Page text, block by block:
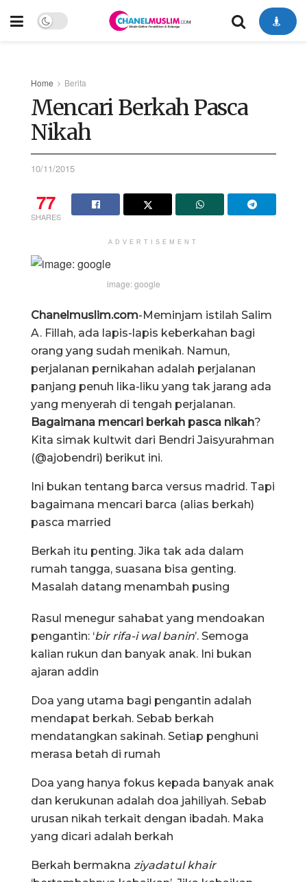
Home Berita
Mencari Berkah Pasca
Nikah
10/11/2015
77
SHARES
ADVERTISEMENT
image: google
Chanelmuslim.com-Meminjam istilah Salim
A. Fillah, ada lapis-lapis keberkahan bagi
orang yang sudah menikah. Namun,
perjalanan pernikahan adalah perjalanan
panjang penuh lika-liku yang tak jarang ada
yang menyerah di tengah perjalanan.
Bagaimana mencari berkah pasca nikah?
Kita simak kultwit dari Bendri Jaisyurahman
(@ajobendri) berikut ini.
Ini bukan tentang barca versus madrid. Tapi
bagaimana mencari barca (alias berkah)
pasca married
Berkah itu penting. Jika tak ada dalam
rumah tangga, suasana bisa genting.
Masalah datang menambah pusing
Rasul menegur sahabat yang mendoakan
pengantin: ‘bir rifa-i wal banin’. Semoga
kalian rukun dan banyak anak. Ini bukan
ajaran addin
Doa yang utama bagi pengantin adalah
mendapat berkah. Sebab berkah
mendatangkan sakinah. Setiap penghuni
merasa betah di rumah
Doa yang hanya fokus kepada banyak anak
dan kerukunan adalah doa jahiliyah. Sebab
urusan nikah terkait dengan ibadah. Maka
yang dicari adalah berkah
Berkah bermakna ziyadatul khair